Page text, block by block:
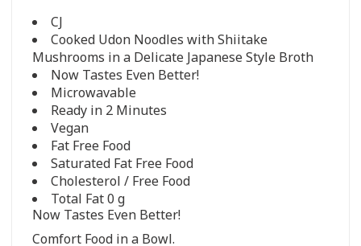
CJ
Cooked Udon Noodles with Shiitake
Mushrooms in a Delicate Japanese Style Broth
Now Tastes Even Better!
Microwavable
Ready in 2 Minutes
Vegan
Fat Free Food
Saturated Fat Free Food
Cholesterol / Free Food
Total Fat 0 g
Now Tastes Even Better!
Comfort Food in a Bowl.